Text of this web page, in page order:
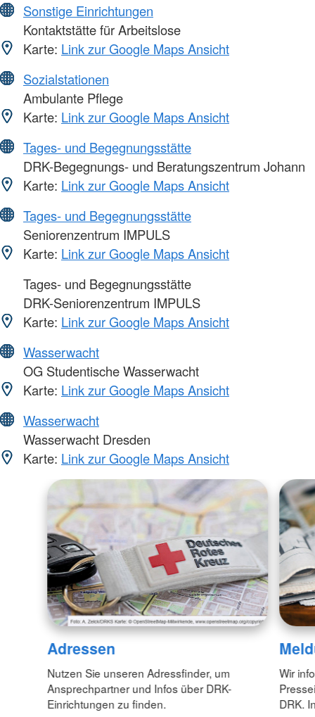
Sonstige Einrichtungen
Kontaktstätte für Arbeitslose
Karte: Link zur Google Maps Ansicht
Sozialstationen
Ambulante Pflege
Karte: Link zur Google Maps Ansicht
Tages- und Begegnungsstätte
DRK-Begegnungs- und Beratungszentrum Johann
Karte: Link zur Google Maps Ansicht
Tages- und Begegnungsstätte
Seniorenzentrum IMPULS
Karte: Link zur Google Maps Ansicht
Tages- und Begegnungsstätte
DRK-Seniorenzentrum IMPULS
Karte: Link zur Google Maps Ansicht
Wasserwacht
OG Studentische Wasserwacht
Karte: Link zur Google Maps Ansicht
Wasserwacht
Wasserwacht Dresden
Karte: Link zur Google Maps Ansicht
Adressen
Nutzen Sie unseren Adressfinder, um
Ansprechpartner und Infos über DRK-
Einrichtungen zu finden.
Wir
DRK.